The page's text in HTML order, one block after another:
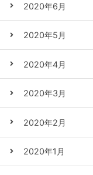
2020年6月
2020年5月
2020年4月
2020年3月
2020年2月
2020年1月